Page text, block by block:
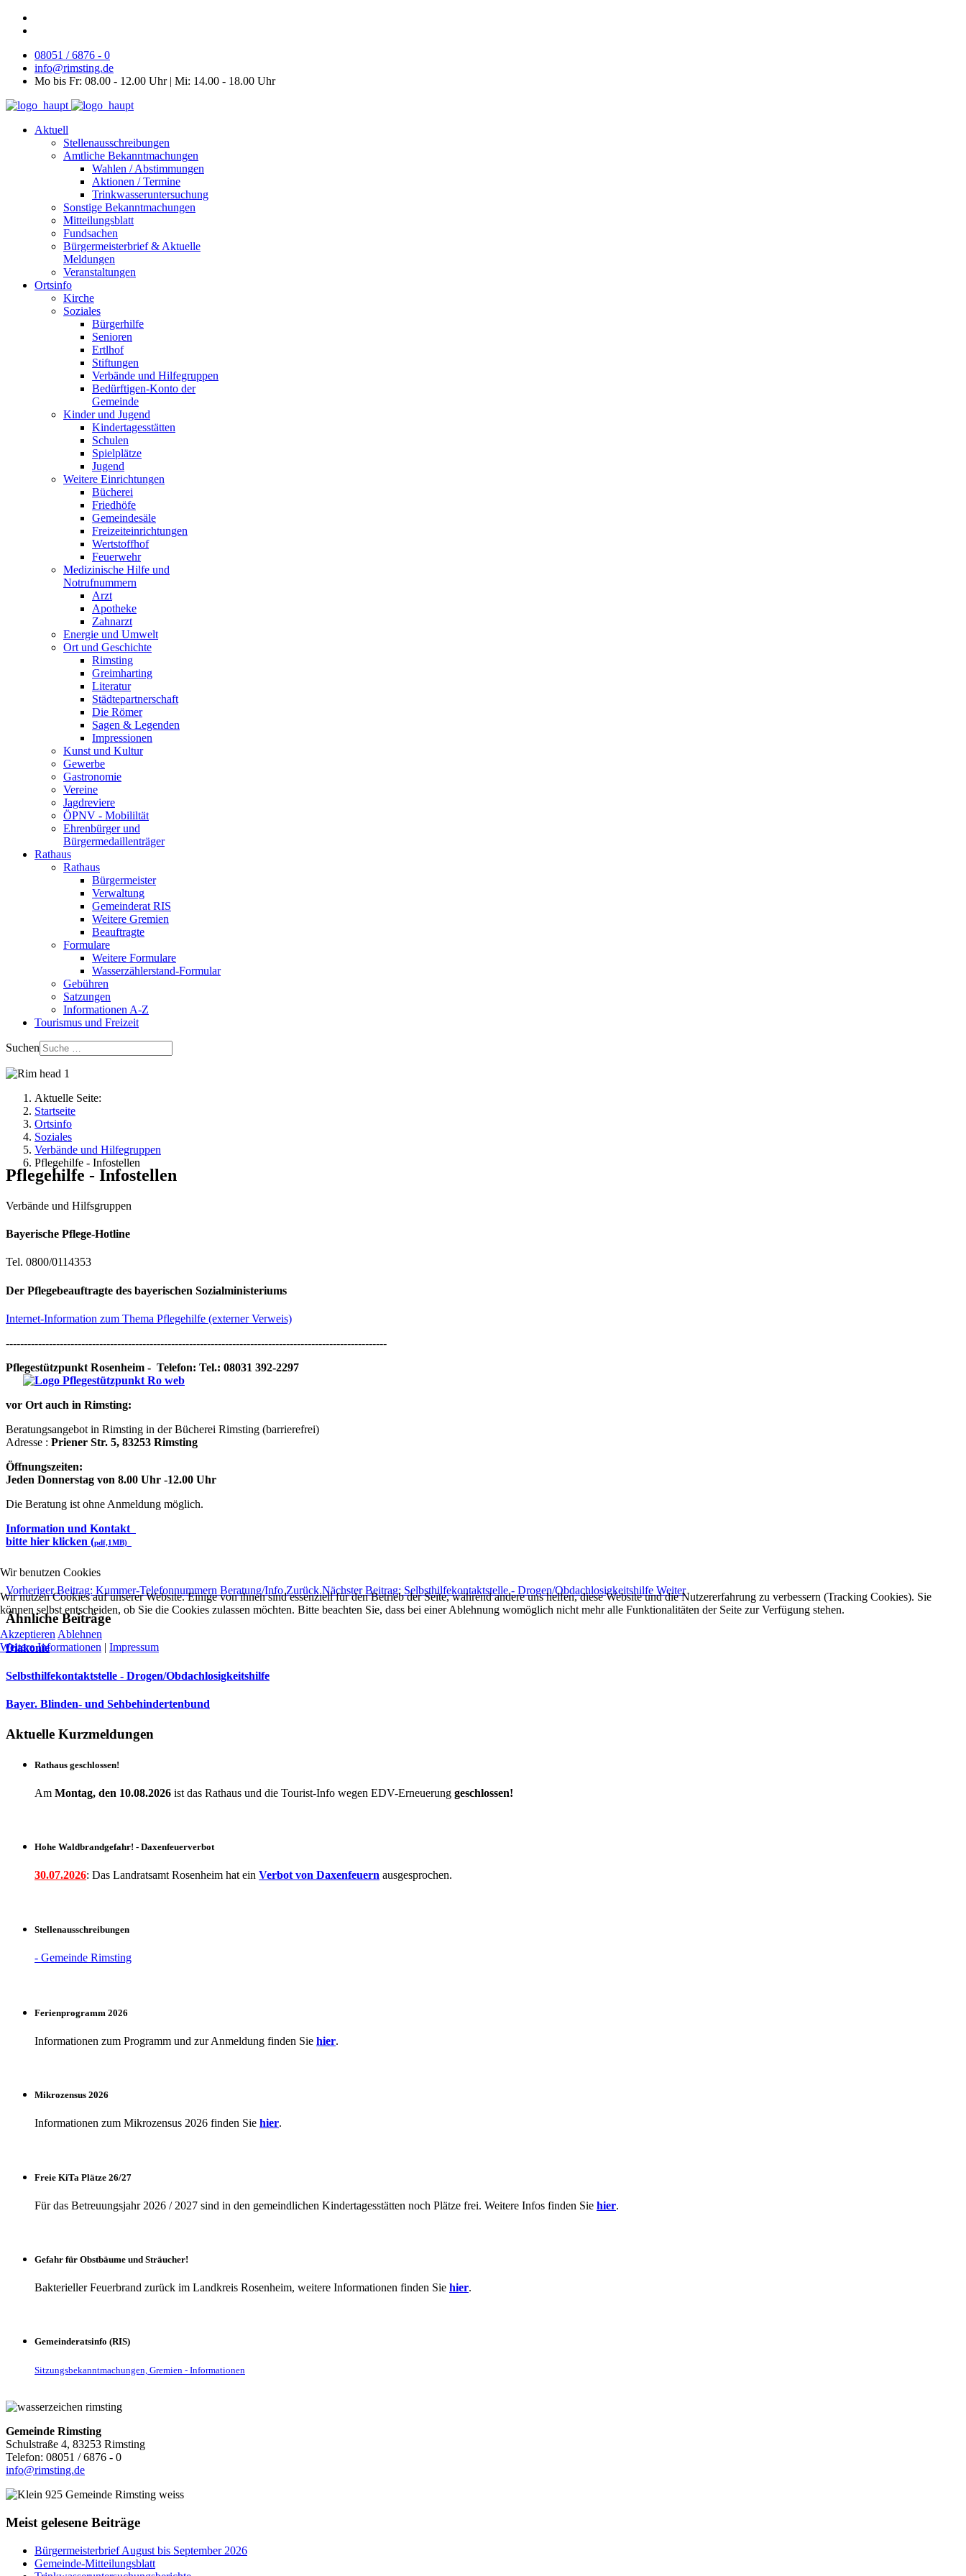
08051 / 6876 - 0
info@rimsting.de
Mo bis Fr: 08.00 - 12.00 Uhr | Mi: 14.00 - 18.00 Uhr
Aktuell
Stellenausschreibungen
Amtliche Bekanntmachungen
Wahlen / Abstimmungen
Aktionen / Termine
Trinkwasseruntersuchung
Sonstige Bekanntmachungen
Mitteilungsblatt
Fundsachen
Bürgermeisterbrief & Aktuelle
Meldungen
Veranstaltungen
Ortsinfo
Kirche
Soziales
Bürgerhilfe
Senioren
Ertlhof
Stiftungen
Verbände und Hilfegruppen
Bedürftigen-Konto der
Gemeinde
Kinder und Jugend
Kindertagesstätten
Schulen
Spielplätze
Jugend
Weitere Einrichtungen
Bücherei
Friedhöfe
Gemeindesäle
Freizeiteinrichtungen
Wertstoffhof
Feuerwehr
Medizinische Hilfe und
Notrufnummern
Arzt
Apotheke
Zahnarzt
Energie und Umwelt
Ort und Geschichte
Rimsting
Greimharting
Literatur
Städtepartnerschaft
Die Römer
Sagen & Legenden
Impressionen
Kunst und Kultur
Gewerbe
Gastronomie
Vereine
Jagdreviere
ÖPNV - Mobililtät
Ehrenbürger und
Bürgermedaillenträger
Rathaus
Rathaus
Bürgermeister
Verwaltung
Gemeinderat RIS
Weitere Gremien
Beauftragte
Formulare
Weitere Formulare
Wasserzählerstand-Formular
Gebühren
Satzungen
Informationen A-Z
Tourismus und Freizeit
Suchen
Aktuelle Seite:
Startseite
Ortsinfo
Soziales
Verbände und Hilfegruppen
Pflegehilfe - Infostellen
Pflegehilfe - Infostellen
Verbände und Hilfsgruppen
Bayerische Pflege-Hotline
Tel. 0800/0114353
Der Pflegebeauftragte des bayerischen Sozialministeriums
Internet-Information zum Thema Pflegehilfe (externer Verweis)
----------------------------------------------------------------------------------------------------------
Pflegestützpunkt Rosenheim - Telefon: Tel.: 08031 392-2297
vor Ort auch in Rimsting:
Beratungsangebot in Rimsting in der Bücherei Rimsting (barrierefrei)
Adresse : Priener Str. 5, 83253 Rimsting
Öffnungszeiten:
Jeden Donnerstag von 8.00 Uhr -12.00 Uhr
Die Beratung ist ohne Anmeldung möglich.
Information und Kontakt
bitte hier klicken (pdf,1MB)
Vorheriger Beitrag: Kummer-Telefonnummern Beratung/InfoZurück Nächster Beitrag: Selbsthilfekontaktstelle - Drogen/Obdachlosigkeitshilfe Weiter
Ähnliche Beiträge
Diakonie
Selbsthilfekontaktstelle - Drogen/Obdachlosigkeitshilfe
Bayer. Blinden- und Sehbehindertenbund
Aktuelle Kurzmeldungen
Rathaus geschlossen!
Am Montag, den 10.08.2026 ist das Rathaus und die Tourist-Info wegen EDV-Erneuerung geschlossen!
Hohe Waldbrandgefahr! - Daxenfeuerverbot
30.07.2026: Das Landratsamt Rosenheim hat ein Verbot von Daxenfeuern ausgesprochen.
Stellenausschreibungen
- Gemeinde Rimsting
Ferienprogramm 2026
Informationen zum Programm und zur Anmeldung finden Sie hier.
Mikrozensus 2026
Informationen zum Mikrozensus 2026 finden Sie hier.
Freie KiTa Plätze 26/27
Für das Betreuungsjahr 2026 / 2027 sind in den gemeindlichen Kindertagesstätten noch Plätze frei. Weitere Infos finden Sie hier.
Gefahr für Obstbäume und Sträucher!
Bakterieller Feuerbrand zurück im Landkreis Rosenheim, weitere Informationen finden Sie hier.
Gemeinderatsinfo (RIS)
Sitzungsbekanntmachungen, Gremien - Informationen
Gemeinde Rimsting
Schulstraße 4, 83253 Rimsting
Telefon: 08051 / 6876 - 0
info@rimsting.de
Meist gelesene Beiträge
Bürgermeisterbrief August bis September 2026
Gemeinde-Mitteilungsblatt
Wir benutzen Cookies
Wir nutzen Cookies auf unserer Website. Einige von ihnen sind essenziell für den Betrieb der Seite, während andere uns helfen, diese Website und die Nutzererfahrung zu verbessern (Tracking Cookies). Sie
können selbst entscheiden, ob Sie die Cookies zulassen möchten. Bitte beachten Sie, dass bei einer Ablehnung womöglich nicht mehr alle Funktionalitäten der Seite zur Verfügung stehen.
Akzeptieren Ablehnen
Weitere Informationen | Impressum